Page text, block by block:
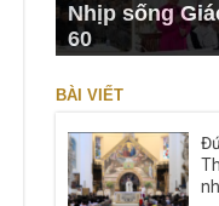
Nhịp sống
60
BÀI VIẾT